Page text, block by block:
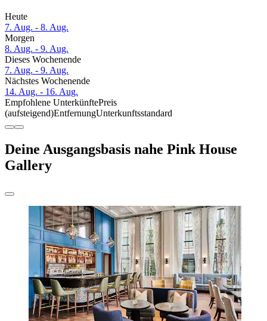
Heute
7. Aug. - 8. Aug.
Morgen
8. Aug. - 9. Aug.
Dieses Wochenende
7. Aug. - 9. Aug.
Nächstes Wochenende
14. Aug. - 16. Aug.
Empfohlene UnterkünftePreis
(aufsteigend)EntfernungUnterkunftsstandard
Deine Ausgangsbasis nahe Pink House
Gallery